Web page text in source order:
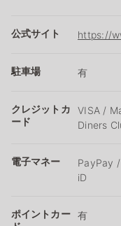
公式サイト https://
駐車場 有
クレジットカ
ード
VISA /
Diners
電子マネー
PayPay
iD
ポイントカー
有